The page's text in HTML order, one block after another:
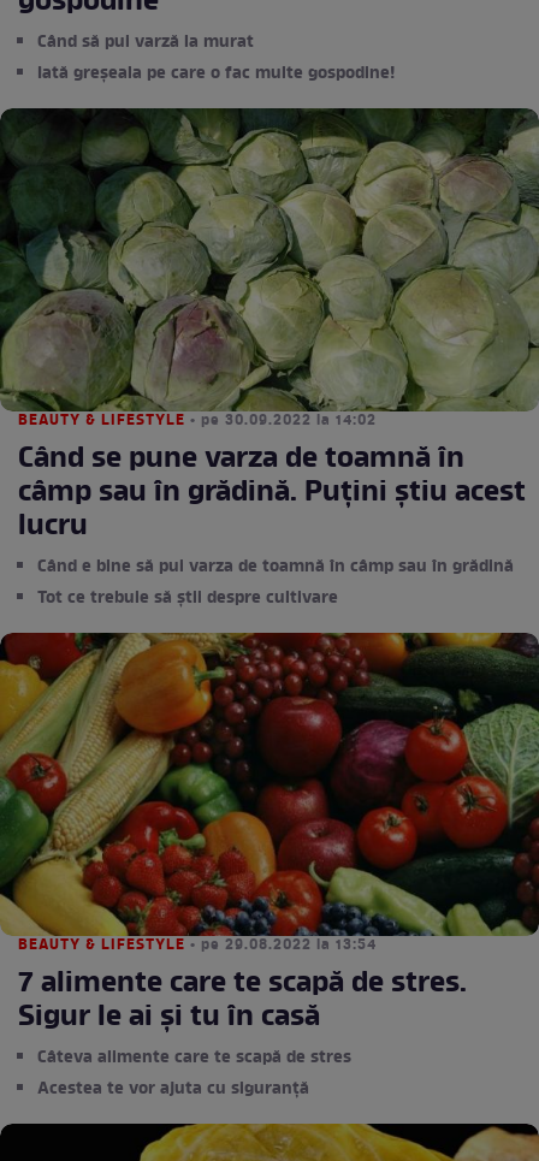
Când să pui varză la murat
Iată greșeala pe care o fac multe gospodine!
BEAUTY & LIFESTYLE • pe 30.09.2022 la 14:02
Când se pune varza de toamnă în
câmp sau în grădină. Puțini știu acest
lucru
Când e bine să pui varza de toamnă în câmp sau în grădină
Tot ce trebuie să știi despre cultivare
BEAUTY & LIFESTYLE • pe 29.08.2022 la 13:54
7 alimente care te scapă de stres.
Sigur le ai și tu în casă
Câteva alimente care te scapă de stres
Acestea te vor ajuta cu siguranță